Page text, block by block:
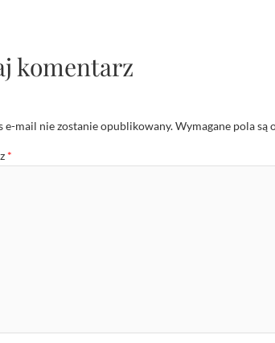
komentarz
e-mail nie zostanie opublikowany.Wymagane pola są
*